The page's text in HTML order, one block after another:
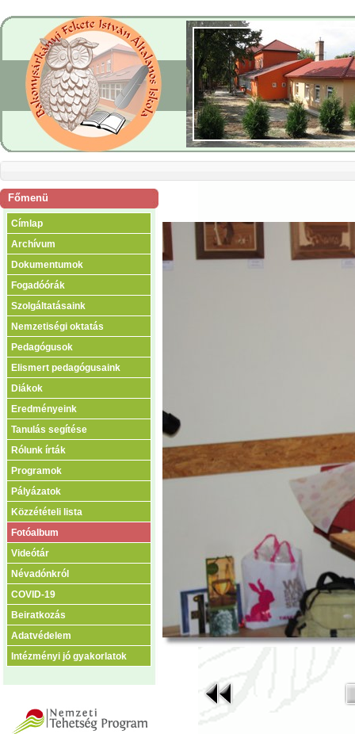
Főmenü
Címlap
Archívum
Dokumentumok
Fogadóórák
Szolgáltatásaink
Nemzetiségi oktatás
Pedagógusok
Elismert pedagógusaink
Diákok
Eredményeink
Tanulás segítése
Rólunk írták
Programok
Pályázatok
Közzétételi lista
Fotóalbum
Videótár
Névadónkról
COVID-19
Beiratkozás
Adatvédelem
Intézményi jó gyakorlatok